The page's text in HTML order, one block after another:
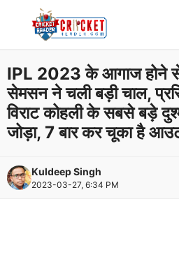
IPL 2023 के आगाज होने
सेमसन ने चली बड़ी चाल,
विराट कोहली के सबसे बड़े
जोड़ा, 7 बार कर चूका है
Kuldeep Singh
2023-03-27, 6:34 PM